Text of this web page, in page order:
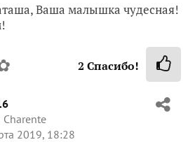
Ваша малышка чудесная!
2 Спасибо!
Charente
2019, 18:28